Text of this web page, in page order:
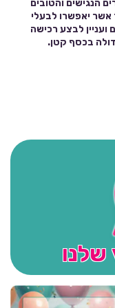
הנגישים והטובים
אשר יאפשרו לבעלי
ועניין לבצע רכישה
בכסף קטן.
שלנו